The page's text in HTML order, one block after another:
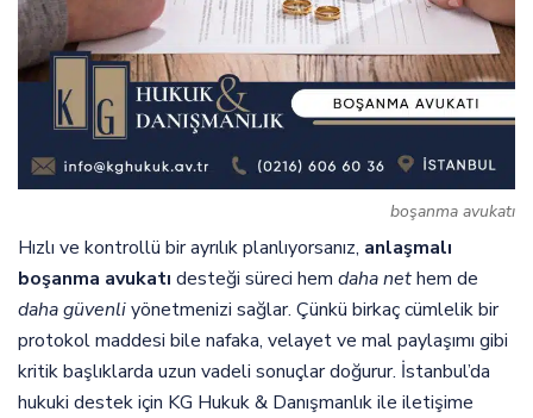
boşanma avukatı
Hızlı ve kontrollü bir ayrılık planlıyorsanız, anlaşmalı
boşanma avukatı desteği süreci hem daha nethem de
daha güvenliyönetmenizi sağlar. Çünkü birkaç cümlelik bir
protokol maddesi bile nafaka, velayet ve mal paylaşımı gibi
kritik başlıklarda uzun vadeli sonuçlar doğurur. İstanbul’da
hukuki destek için KG Hukuk & Danışmanlıkile iletişime